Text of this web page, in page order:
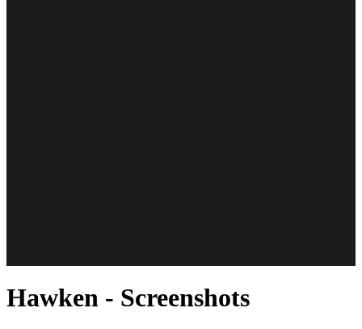
Hawken - Screenshots